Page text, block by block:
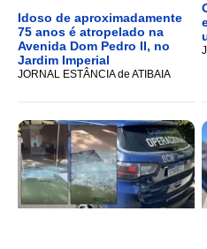
Idoso de aproximadamente
75 anos é atropelado na
Avenida Dom Pedro II, no
Jardim Imperial
JORNAL ESTÂNCIA de ATIBAIA